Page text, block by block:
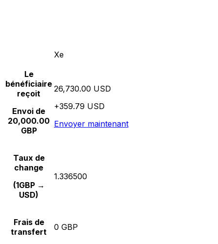
Xe
Le
bénéficiaire
reçoit
Envoi de
20,000.00
GBP
26,730.00 USD
+359.79 USD
Envoyer maintenant
Taux de
change
(1GBP →
USD)
1.336500
Frais de
transfert
0 GBP